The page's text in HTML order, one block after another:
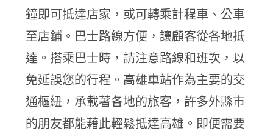
鐘即可抵達店家，或可轉乘計程車、公車
至店鋪。巴士路線方便，讓顧客從各地抵
達。搭乘巴士時，請注意路線和班次，以
免延誤您的行程。高雄車站作為主要的交
通樞紐，承載著各地的旅客，許多外縣市
的朋友都能藉此輕鬆抵達高雄。即便需要